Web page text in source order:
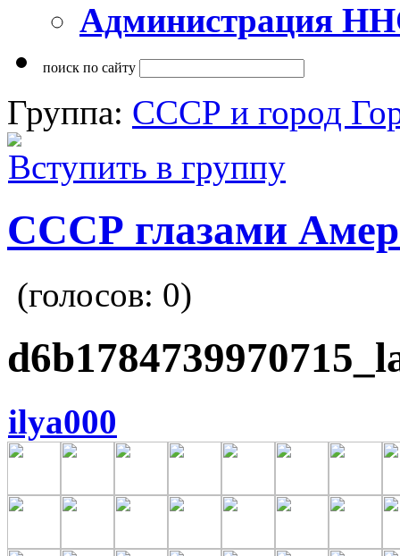
Администрация
поиск по сайту
Группа: СССР и город
Вступить в группу
СССР глазами
(голосов: 0)
ilya000